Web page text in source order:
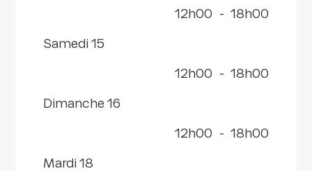
12h00 - 18h00
samedi 15
12h00 - 18h00
dimanche 16
12h00 - 18h00
mardi 18